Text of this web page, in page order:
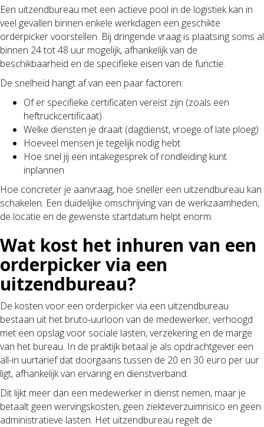
Een uitzendbureau met een actieve pool in de logistiek kan in
veel gevallen binnen enkele werkdagen een geschikte
orderpicker voorstellen. Bij dringende vraag is plaatsing soms al
binnen 24 tot 48 uur mogelijk, afhankelijk van de
beschikbaarheid en de specifieke eisen van de functie.
De snelheid hangt af van een paar factoren:
Of er specifieke certificaten vereist zijn (zoals een
heftruckcertificaat)
Welke diensten je draait (dagdienst, vroege of late ploeg)
Hoeveel mensen je tegelijk nodig hebt
Hoe snel jij een intakegesprek of rondleiding kunt
inplannen
Hoe concreter je aanvraag, hoe sneller een uitzendbureau kan
schakelen. Een duidelijke omschrijving van de werkzaamheden,
de locatie en de gewenste startdatum helpt enorm.
Wat kost het inhuren van een
orderpicker via een
uitzendbureau?
De kosten voor een orderpicker via een uitzendbureau
bestaan uit het bruto-uurloon van de medewerker, verhoogd
met een opslag voor sociale lasten, verzekering en de marge
van het bureau. In de praktijk betaal je als opdrachtgever een
all-in uurtarief dat doorgaans tussen de 20 en 30 euro per uur
ligt, afhankelijk van ervaring en dienstverband.
Dit lijkt meer dan een medewerker in dienst nemen, maar je
betaalt geen wervingskosten, geen ziekteverzuimrisico en geen
administratieve lasten. Het uitzendbureau regelt de